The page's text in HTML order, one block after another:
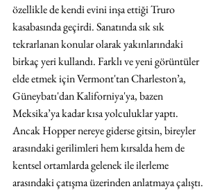
özellikle de kendi evini inşa ettiği Truro
kasabasında geçirdi. Sanatında sık sık
tekrarlanan konular olarak yakınlarındaki
birkaç yeri kullandı. Farklı ve yeni görüntüler
elde etmek için Vermont'tan Charleston’a,
Güneybatı'dan Kaliforniya'ya, bazen
Meksika’ya kadar kısa yolculuklar yaptı.
Ancak Hopper nereye giderse gitsin, bireyler
arasındaki gerilimleri hem kırsalda hem de
kentsel ortamlarda gelenek ile ilerleme
arasındaki çatışma üzerinden anlatmaya çalıştı.